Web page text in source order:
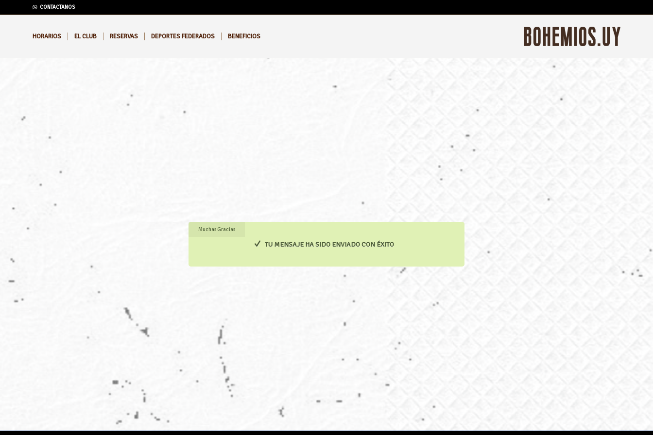
CONTACTANOS
HORARIOS EL CLUB RESERVAS DEPORTES FEDERADOS BENEFICIOS
Muchas Gracias
TU MENSAJE HA SIDO ENVIADO CON ÉXITO